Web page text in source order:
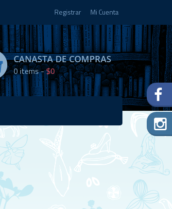
Registrar Mi Cuenta
CANASTA DE COMPRAS
0items -$0